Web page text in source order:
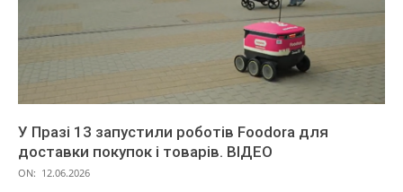
У Празі 13 запустили роботів Foodora для
доставки покупок і товарів. ВІДЕО
ON: 12.06.2026